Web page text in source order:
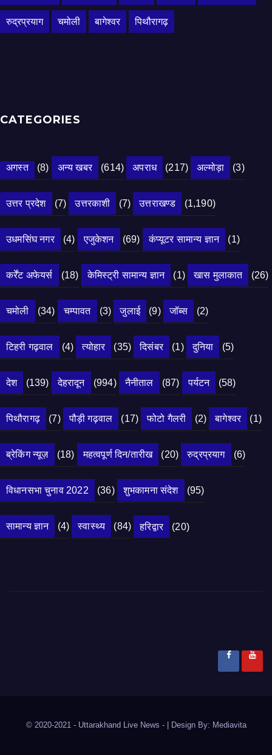
रुद्रप्रयाग चमोली बागेश्वर पिथौरागढ़
CATEGORIES
अगस्त (8) अन्य खबर (614) अपराध (217) अल्मोड़ा (3)
उत्तर प्रदेश (7) उत्तरकाशी (7) उत्तराखण्ड (1,190)
उधमसिंघ नगर (4) एजुकेशन (69) कंप्यूटर सामान्य ज्ञान (1)
कर्रेंट अफेयर्स (18) केमिस्ट्री सामान्य ज्ञान (1) खास मुलाकात (26)
चमोली (34) चम्पावत (3) जुलाई (9) जॉब्स (2)
टिहरी गढ़वाल (4) त्योहार (35) दिसंबर (1) दुनिया (5)
देश (139) देहरादून (994) नैनीताल (87) पर्यटन (58)
पिथौरागढ़ (7) पौड़ी गढ़वाल (17) फोटो गैलरी (2) बागेश्वर (1)
ब्रेकिंग न्यूज़ (18) महत्वपूर्ण दिन/तारीख (20) रुद्रप्रयाग (6)
विधानसभा चुनाव 2022 (36) शुभकामना संदेश (95)
सामान्य ज्ञान (4) स्वास्थ्य (84) हरिद्वार (20)
© 2020-2021 - Uttarakhand Live News - Design By: Mediavita